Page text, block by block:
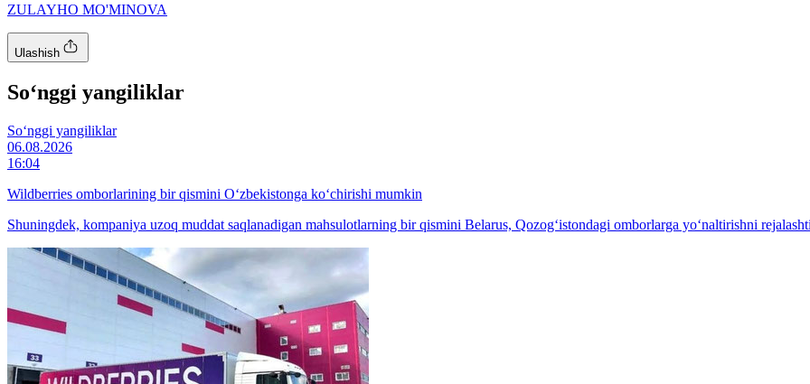
ZULAYHO MO'MINOVA
Ulashish
So‘nggi yangiliklar
So‘nggi yangiliklar
06.08.2026
16:04
Wildberries omborlarining bir qismini O‘zbekistonga ko‘chirishi mumkin
Shuningdek, kompaniya uzoq muddat saqlanadigan mahsulotlarning bir qismini Belarus, Qozog‘istondagi omborlarga yo‘naltirishni